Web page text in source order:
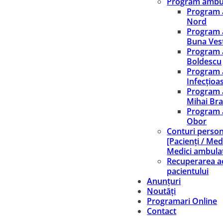
Nord
Buna
Boldescu
Program
Mihai
Obor
Conturi
[Pacienți /
Medici
Recuperarea
pacientului
Anunțuri
Noutăți
Programari Online
Contact